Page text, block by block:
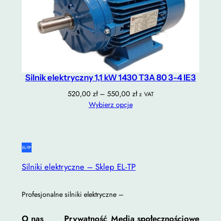
Silnik elektryczny 1,1 kW 1430 T3A 80 3-4 IE3
520,00 zł – 550,00 złZakres
z VAT
Wybierz opcje
Silniki elektryczne – Sklep EL-TP
Profesjonalne silniki elektryczne –
O nas Prywatność Media społecznościowe